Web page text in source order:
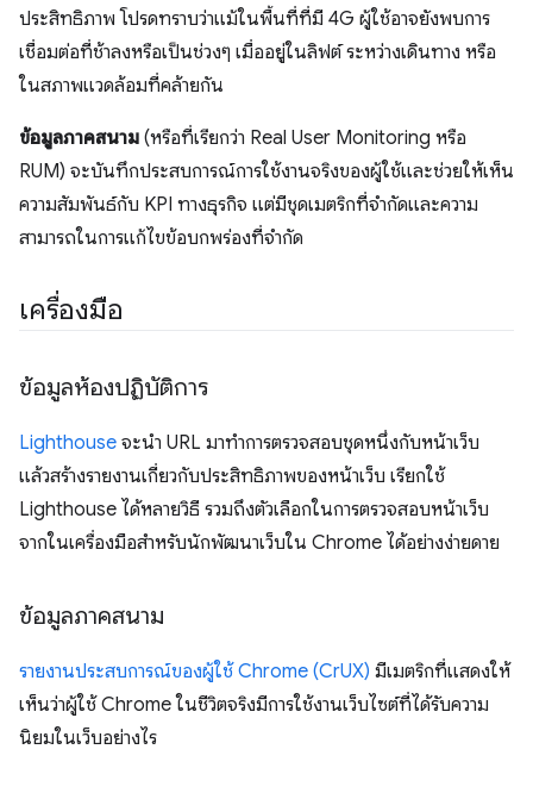
ประสิทธิภาพ โปรดทราบว่าแม้ในพื้นที่ที่มี 4G ผู้ใช้อาจยังพบการ
เชื่อมต่อที่ช้าลงหรือเป็นช่วงๆ เมื่ออยู่ในลิฟต์ ระหว่างเดินทาง หรือ
ในสภาพแวดล้อมที่คล้ายกัน
ข้อมูลภาคสนาม (หรือที่เรียกว่า Real User Monitoring หรือ
RUM) จะบันทึกประสบการณ์การใช้งานจริงของผู้ใช้และช่วยให้เห็น
ความสัมพันธ์กับ KPI ทางธุรกิจ แต่มีชุดเมตริกที่จํากัดและความ
สามารถในการแก้ไขข้อบกพร่องที่จํากัด
เครื่องมือ
ข้อมูลห้องปฏิบัติการ
Lighthouse จะนํา URL มาทําการตรวจสอบชุดหนึ่งกับหน้าเว็บ
แล้วสร้างรายงานเกี่ยวกับประสิทธิภาพของหน้าเว็บ เรียกใช้
Lighthouse ได้หลายวิธี รวมถึงตัวเลือกในการตรวจสอบหน้าเว็บ
จากในเครื่องมือสำหรับนักพัฒนาเว็บใน Chrome ได้อย่างง่ายดาย
ข้อมูลภาคสนาม
รายงานประสบการณ์ของผู้ใช้ Chrome (CrUX) มีเมตริกที่แสดงให้
เห็นว่าผู้ใช้ Chrome ในชีวิตจริงมีการใช้งานเว็บไซต์ที่ได้รับความ
นิยมในเว็บอย่างไร